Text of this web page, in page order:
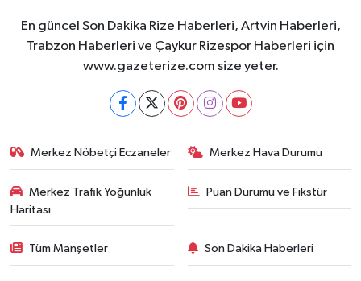
En güncel Son Dakika Rize Haberleri, Artvin Haberleri,
Trabzon Haberleri ve Çaykur Rizespor Haberleri için
www.gazeterize.com size yeter.
Merkez Nöbetçi Eczaneler Merkez Hava Durumu
Merkez Trafik Yoğunluk
Haritası
Puan Durumu ve Fikstür
Tüm Manşetler Son Dakika Haberleri